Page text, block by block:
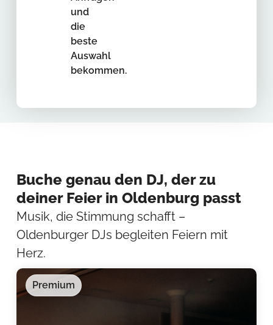
und
die
beste
Auswahl
bekommen.
Buche genau den DJ, der zu
deiner Feier in Oldenburg passt
Musik, die Stimmung schafft –
Oldenburger DJs begleiten Feiern mit
Herz.
Premium